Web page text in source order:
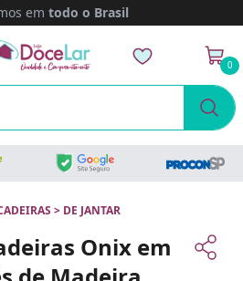
em todo o Brasil
0
> DE JANTAR
Onix em